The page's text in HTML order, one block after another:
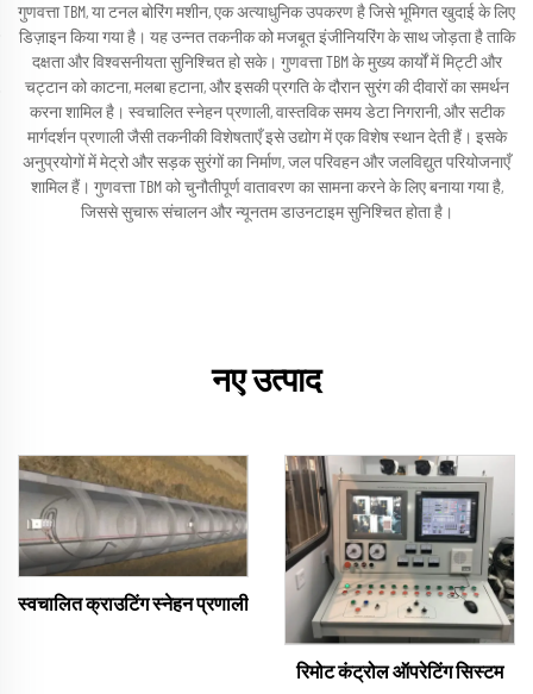
गुणवत्ता TBM, या टनल बोरिंग मशीन, एक अत्याधुनिक उपकरण है जिसे भूमिगत खुदाई के लिए
डिज़ाइन किया गया है। यह उन्नत तकनीक को मजबूत इंजीनियरिंग के साथ जोड़ता है ताकि
दक्षता और विश्वसनीयता सुनिश्चित हो सके। गुणवत्ता TBM के मुख्य कार्यों में मिट्टी और
चट्टान को काटना, मलबा हटाना, और इसकी प्रगति के दौरान सुरंग की दीवारों का समर्थन
करना शामिल है। स्वचालित स्नेहन प्रणाली, वास्तविक समय डेटा निगरानी, और सटीक
मार्गदर्शन प्रणाली जैसी तकनीकी विशेषताएँ इसे उद्योग में एक विशेष स्थान देती हैं। इसके
अनुप्रयोगों में मेट्रो और सड़क सुरंगों का निर्माण, जल परिवहन और जलविद्युत परियोजनाएँ
शामिल हैं। गुणवत्ता TBM को चुनौतीपूर्ण वातावरण का सामना करने के लिए बनाया गया है,
जिससे सुचारू संचालन और न्यूनतम डाउनटाइम सुनिश्चित होता है।
नए उत्पाद
स्वचालित क्राउटिंग स्नेहन प्रणाली
रिमोट कंट्रोल ऑपरेटिंग सिस्टम